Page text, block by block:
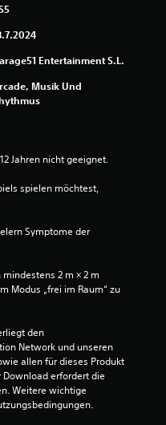
4
5
v
5
t
Entertainment S.L.
Musik Und
Jahren nicht geeignet.
spielen möchtest,
Symptome der
2 m × 2 m
Modus „frei im Raum“ zu
den
Network und unseren
allen für dieses Produkt
erfordert die
Weitere wichtige